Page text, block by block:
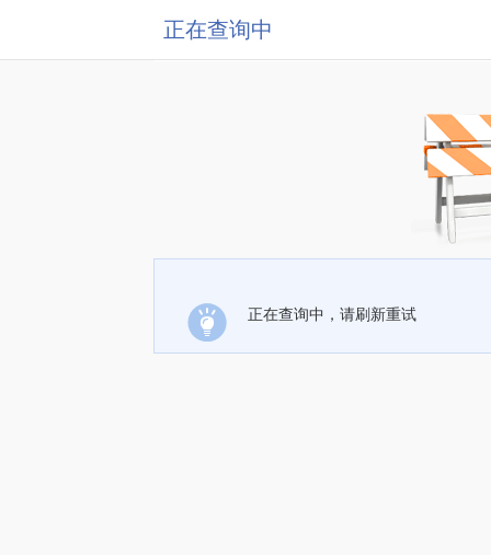
正在查询中
正在查询中，请刷新重试